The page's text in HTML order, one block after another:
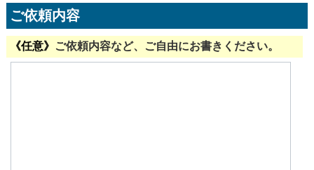
ご依頼内容
ご依頼内容など、ご自由にお書きください。